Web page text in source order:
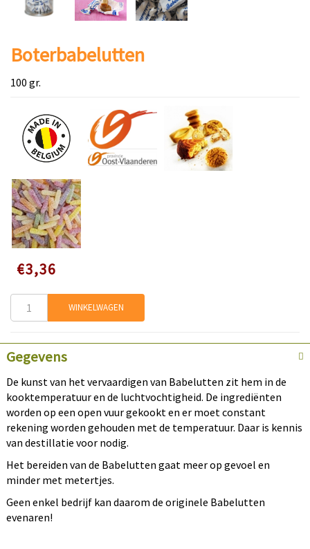
Boterbabelutten
100 gr.
Speciale
prijs
€3,36
WINKELWAGEN
Gegevens
De kunst van het vervaardigen van Babelutten zit hem in de
kooktemperatuur en de luchtvochtigheid. De ingrediënten
worden op een open vuur gekookt en er moet constant
rekening worden gehouden met de temperatuur. Daar is kennis
van destillatie voor nodig.
Het bereiden van de Babelutten gaat meer op gevoel en
minder met metertjes.
Geen enkel bedrijf kan daarom de originele Babelutten
evenaren!